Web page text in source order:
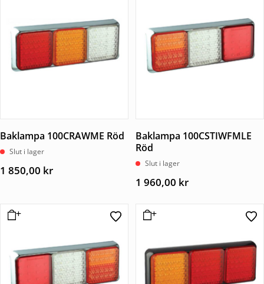
Baklampa 100CRAWME Röd
Slut i lager
1 850,00 kr
Baklampa 100CSTIWFMLE
Röd
Slut i lager
1 960,00 kr